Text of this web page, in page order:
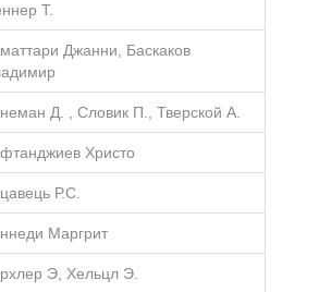
Т.
Джанни, Баскаков
Д. , Словик П., Тверской А.
Христо
Р.С.
Маргрит
Э, Хельцл Э.